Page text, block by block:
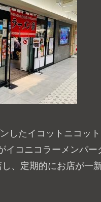
したイコットニコット
イコニコラーメンパー
、定期的にお店が一